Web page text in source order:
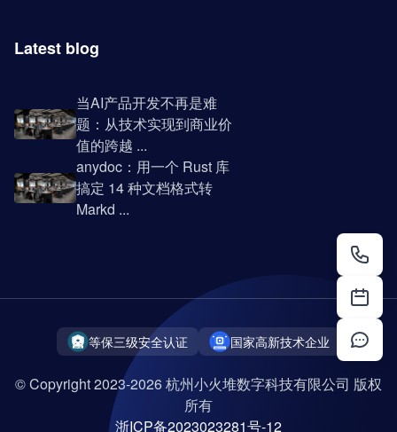
Latest blog
当AI产品开发不再是难
题：从技术实现到商业价
值的跨越 ...
anydoc：用一个 Rust 库
搞定 14 种文档格式转
Markd ...
等保三级安全认证 国家高新技术企业
© Copyright 2023-2026 杭州小火堆数字科技有限公司 版权
所有
浙ICP备2023023281号-12